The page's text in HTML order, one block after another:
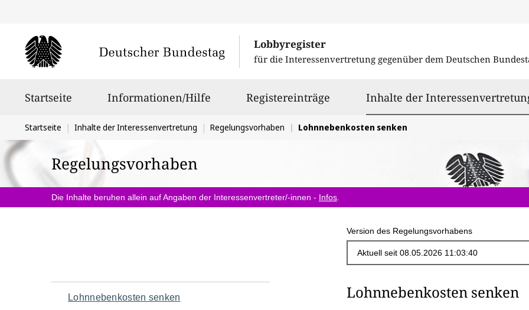
Lobbyregister
für die Interessenvertretung gegenüber dem Deutschen
Startseite Informationen/Hilfe Registereinträge Inhalte der
Sie
befinden
sich
hier:
Startseite Inhalte der Interessenvertretung Regelungsvorhaben Lohnnebenkosten senken
Regelungsvorhaben
Die Inhalte beruhen allein auf Angaben der Interessenvertreter/-innen - Infos
Version des Regelungsvorhabens
Navigation
Lohnnebenkosten senken Lohnnebenkosten senken